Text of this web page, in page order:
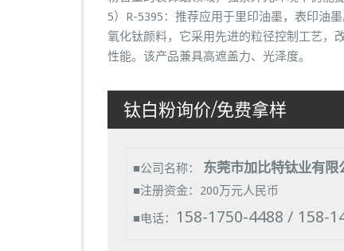
5）R-5395：推荐应用于里印油墨，表印油
氧化钛颜料，它采用先进的粒径控制工艺，
性能。该产品兼具高遮盖力、光泽度。
钛白粉询价/免费拿样
■公司名称： 东莞市加比特钛业有限
■注册资金：200万元人民币
■电话：
158-1750-4488 / 158-